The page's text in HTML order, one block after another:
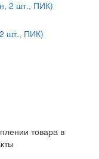
шт., ПИК)
товара в